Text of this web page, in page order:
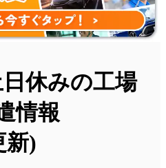
休みの工場
情報
新)